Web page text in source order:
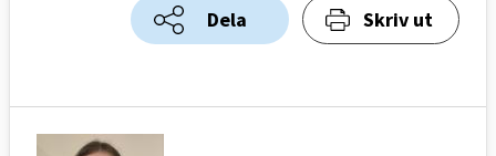
Dela Skriv ut